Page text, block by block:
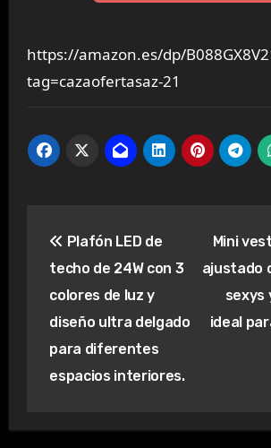
https://amazon.es/dp/
tag=cazaofertasaz-21
de
entradas
Plafón LED de
techo de 24W con 3
colores de luz y
diseño ultra delgado
para diferentes
espacios interiores.
Mini
ajustado
sexys
ideal